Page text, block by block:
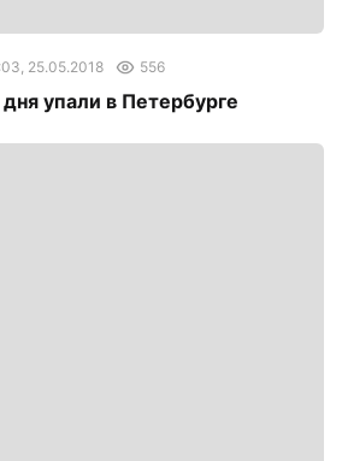
25.05.2018 556
упали в Петербурге